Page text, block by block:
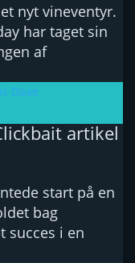
nyt vineventyr.
har taget sin
af
artikel
start på en
bag
succes i en